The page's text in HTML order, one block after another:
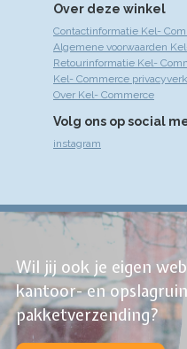
Over deze winkel
Contactinformatie Kel-
Algemene voorwaarden
Retourinformatie Kel-
Kel- Commerce
Over Kel- Commerce
Volg ons op social
instagram
Wil jij ook je eigen
kantoor- en
pakketverzending?